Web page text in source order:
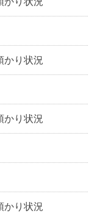
かり状況
かり状況
かり状況